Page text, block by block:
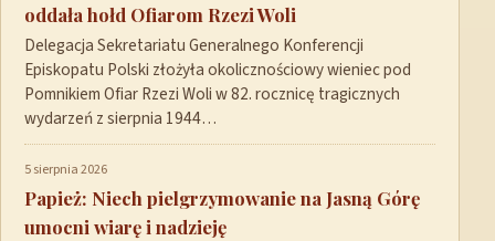
oddała hołd Ofiarom Rzezi Woli
Delegacja Sekretariatu Generalnego Konferencji
Episkopatu Polski złożyła okolicznościowy wieniec pod
Pomnikiem Ofiar Rzezi Woli w 82. rocznicę tragicznych
wydarzeń z sierpnia 1944…
5 sierpnia 2026
Papież: Niech pielgrzymowanie na Jasną Górę
umocni wiarę i nadzieję